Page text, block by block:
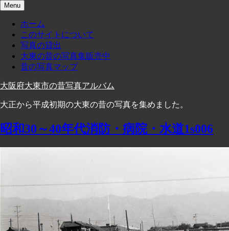
Skip
to
content
Menu
ホーム
このサイトについて
写真の貸出
大東の昔の写真集販売中
昔の写真マップ
大阪府大東市の昔写真アルバム
大正から平成初期の大東の昔の写真を集めました。
昭和30～40年代消防・病院・水道1s006